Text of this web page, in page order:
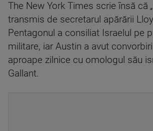
The New York Times scrie însă că
transmis de secretarul apărării
Pentagonul a consiliat Israelul pe
militare, iar Austin a avut
aproape zilnice cu omologul său
Gallant.